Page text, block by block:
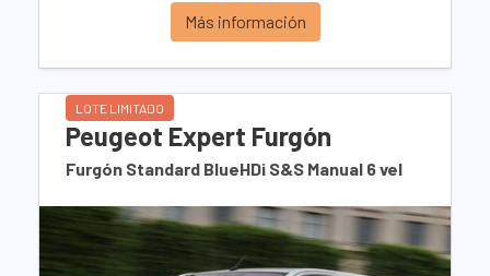
Más información
LOTE LIMITADO
Peugeot Expert Furgón
Furgón Standard BlueHDi S&S Manual 6 vel